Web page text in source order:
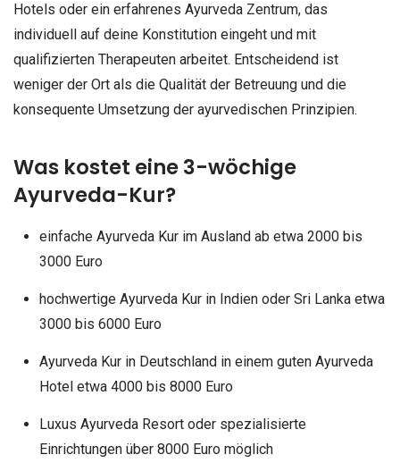
Hotels oder ein erfahrenes Ayurveda Zentrum, das
individuell auf deine Konstitution eingeht und mit
qualifizierten Therapeuten arbeitet. Entscheidend ist
weniger der Ort als die Qualität der Betreuung und die
konsequente Umsetzung der ayurvedischen Prinzipien.
Was kostet eine 3-wöchige
Ayurveda-Kur?
einfache Ayurveda Kur im Ausland ab etwa 2000 bis
3000 Euro
hochwertige Ayurveda Kur in Indien oder Sri Lanka etwa
3000 bis 6000 Euro
Ayurveda Kur in Deutschland in einem guten Ayurveda
Hotel etwa 4000 bis 8000 Euro
Luxus Ayurveda Resort oder spezialisierte
Einrichtungen über 8000 Euro möglich